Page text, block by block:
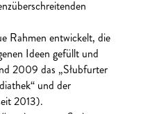
Rahmen entwickelt, die
Ideen gefüllt und
2009 das „Słubfurter
und der
2013).